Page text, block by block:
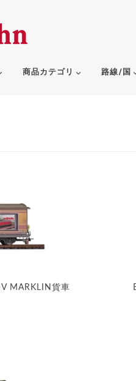
商品カテゴリ 路線/国
MARKLIN貨車